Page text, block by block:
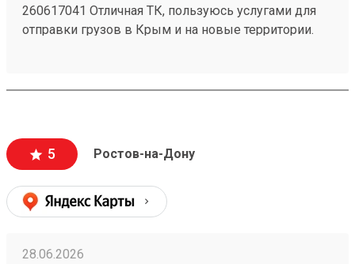
260617041 Отличная ТК, пользуюсь услугами для
отправки грузов в Крым и на новые территории.
отправления считаются хрупкими, повреждения
5 Ростов-на-Дону
28.06.2026